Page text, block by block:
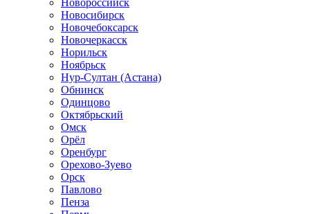
Новороссийск
Новосибирск
Новочебоксарск
Новочеркасск
Норильск
Ноябрьск
Нур-Султан (Астана)
Обнинск
Одинцово
Октябрьский
Омск
Орёл
Оренбург
Орехово-Зуево
Орск
Павлово
Пенза